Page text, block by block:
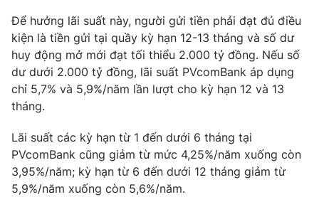
Giải sao mai
Sao
Làm đẹp
Chất lượng cuộc sống
Giáo dục
Tuyển sinh
Học trực tuyến
Công nghệ
Hitech Công nghệ tương lai
Sản phẩm
Thị trường
Tư vấn
Giao lưu trực tuyến
Lịch phát sóng
Chuyên mục khác
Để hưởng lãi suất này, người gửi tiền phải đạt đủ điều
kiện là tiền gửi tại quầy kỳ hạn 12-13 tháng và số dư
huy động mở mới đạt tối thiểu 2.000 tỷ đồng. Nếu số
dư dưới 2.000 tỷ đồng, lãi suất PVcomBank áp dụng
chỉ 5,7% và 5,9%/năm lần lượt cho kỳ hạn 12 và 13
tháng.
Lãi suất các kỳ hạn từ 1 đến dưới 6 tháng tại
PVcomBank cũng giảm từ mức 4,25%/năm xuống còn
3,95%/năm; kỳ hạn từ 6 đến dưới 12 tháng giảm từ
5,9%/năm xuống còn 5,6%/năm.